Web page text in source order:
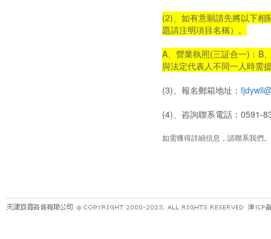
(2)、如有意願請先將以下相
題請注明項目名稱）。
A、營業執照(三証合一)﹔B
與法定代表人不同一人時需
(3)、報名郵箱地址：
(4)、咨詢聯系電話：0591-
如需獲得詳細信息，請聯系我們。